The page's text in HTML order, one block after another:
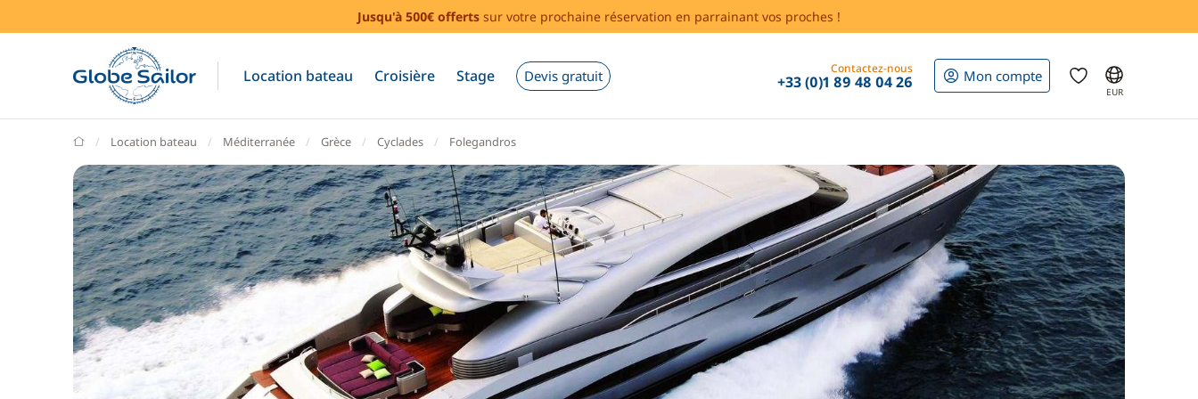
Jusqu'à 500€ offerts sur votre prochaine réservation en parrainant vos proches !
Location bateau Croisière Stage Devis gratuit Contactez-nous
+33 (0)1 89 48 04 26 Mon compte
EUR
GlobeSailor
Location bateau Méditerranée Grèce Cyclades Folegandros